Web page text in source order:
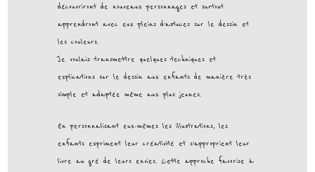
découvriront de nouveaux personnages et surtout
apprendront avec eux pleins d’astuces sur le dessin et
les couleurs.
Je voulais transmettre quelques techniques et
explications sur le dessin aux enfants de manière très
simple et adaptée même aux plus jeunes.
En personnalisant eux-mêmes les illustrations, les
enfants expriment leur créativité et s’approprient leur
livre au gré de leurs envies. Cette approche favorise à